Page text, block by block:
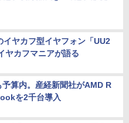
イヤカフ型イヤフォン「UU2
ヤカフマニアが語る
予算内。産経新聞社がAMD R
を2千台導入